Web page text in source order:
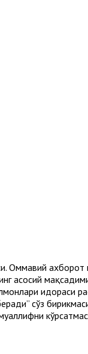
Оммавий ахборот
асосий
идораси
сўз